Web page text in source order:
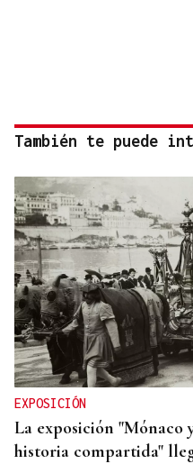
También te puede
EXPOSICIÓN
La exposición "Mónaco
historia compartida"